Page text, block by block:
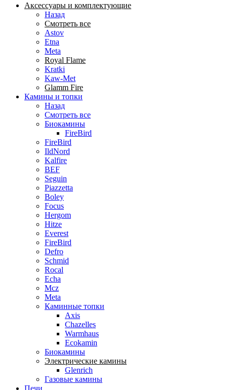
Аксессуары и комплектующие
Назад
Смотреть все
Astov
Etna
Meta
Royal Flame
Kratki
Kaw-Met
Glamm Fire
Камины и топки
Назад
Смотреть все
Биокамины
FireBird
FireBird
IldNord
Kalfire
BEF
Seguin
Piazzetta
Boley
Focus
Hergom
Hitze
Everest
FireBird
Defro
Schmid
Rocal
Echa
Mcz
Meta
Каминные топки
Axis
Chazelles
Warmhaus
Ecokamin
Биокамины
Электрические камины
Glenrich
Газовые камины
Печи